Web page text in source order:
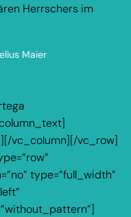
Herrschers im
Maier
vc_column][/vc_row]
type=”full_width”